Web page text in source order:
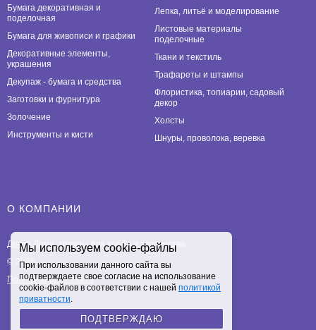
Бумага декоративная и
поделочная
Бумага для живописи и графики
Декоративные элементы,
украшения
Декупаж - бумага и средства
Заготовки и фурнитура
Золочение
Инструменты и кисти
Лепка, литьё и моделирование
Листовые материалы
поделочные
Ткани и текстиль
Трафареты и штампы
Флористика, топиарии, садовый
декор
Холсты
Шнуры, проволока, веревка
О КОМПАНИИ
Декор Дома, товары для хобби и творчества.
© 2026
Полная версия сайта
Мы используем cookie-файлы
При использовании данного сайта вы
подтверждаете свое согласие на использование
cookie-файлов в соответствии с нашей политикой
приватности.
ПОДТВЕРЖДАЮ